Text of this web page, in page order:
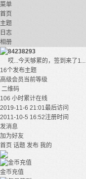
菜单
首页
主题
日志
相册
84238293
哎...今天够累的，签到来了1...
16个发布主题
高级会员当前等级
二维码
106 小时累计在线
2019-11-6 21:01最后访问
2011-10-5 16:52注册时间
发消息
加为好友
首页 话题 发布 我的
金币充值